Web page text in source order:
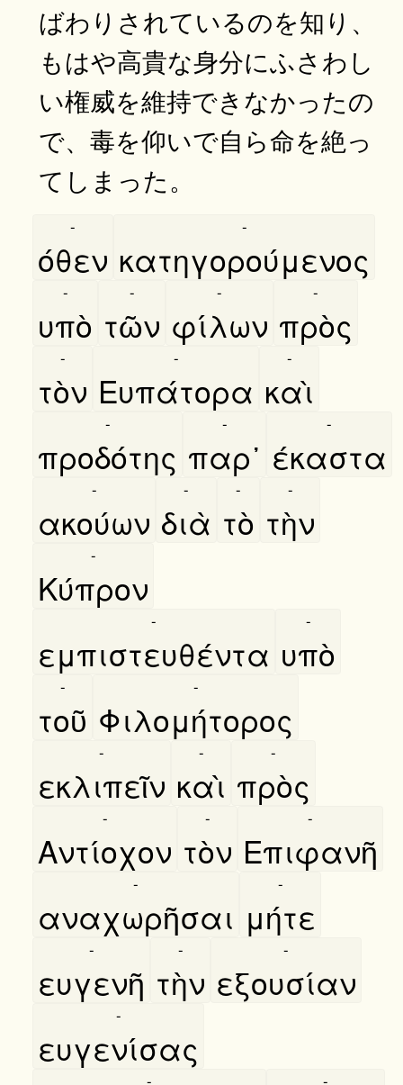
ばわりされているのを知り、
もはや高貴な身分にふさわし
い権威を維持できなかったの
で、毒を仰いで自ら命を絶っ
てしまった。
όθεν
-
κατηγορούμενος
-
υπὸ
-
τῶν
-
φίλων
-
πρὸς
-
τὸν
-
Ευπάτορα
-
καὶ
-
προδότης
-
παρ᾿
-
έκαστα
-
ακούων
-
διὰ
-
τὸ
-
τὴν
-
Κύπρον
-
εμπιστευθέντα
-
υπὸ
-
τοῦ
-
Φιλομήτορος
-
εκλιπεῖν
-
καὶ
-
πρὸς
-
Αντίοχον
-
τὸν
-
Επιφανῆ
-
αναχωρῆσαι
-
μήτε
-
ευγενῆ
-
τὴν
-
εξουσίαν
-
ευγενίσας
-
- -